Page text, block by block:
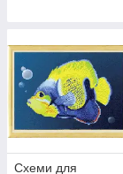
Схеми для